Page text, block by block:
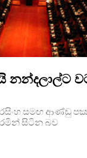
සමඟ ආණ්‌ඩු
සිටින බව